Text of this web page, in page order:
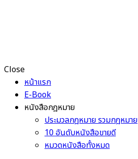
Close
หน้าแรก
E-Book
หนังสือกฎหมาย
ประมวลกฎหมาย รวมกฎหมาย
10 อันดับหนังสือขายดี
หมวดหนังสือทั้งหมด